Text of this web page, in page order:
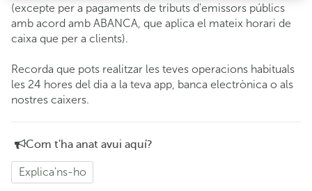
(excepte per a pagaments de tributs d'emissors públics
amb acord amb ABANCA, que aplica el mateix horari de
caixa que per a clients).
Recorda que pots realitzar les teves operacions habituals
les 24 hores del dia a la teva app, banca electrònica o als
nostres caixers.
Com t'ha anat avui aquí?
Explica'ns-ho